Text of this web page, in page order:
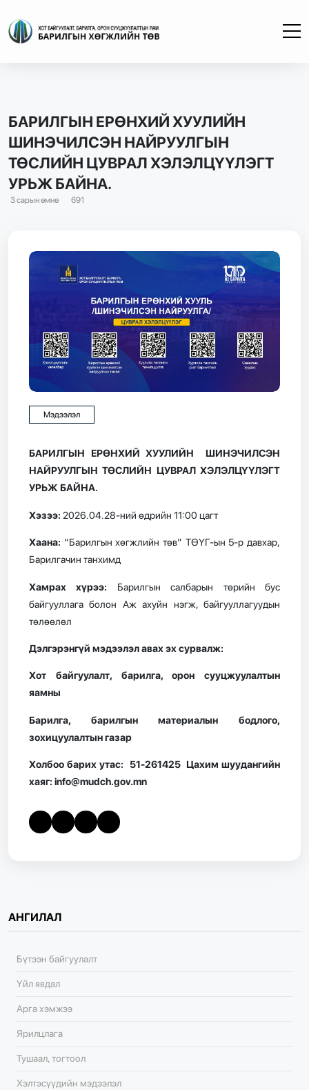
БАРИЛГЫН ЕРӨНХИЙ ХУУЛИЙН
ШИНЭЧИЛСЭН НАЙРУУЛГЫН
ТӨСЛИЙН ЦУВРАЛ ХЭЛЭЛЦҮҮЛЭГТ
УРЬЖ БАЙНА.
3 сарын өмнө 691
Мэдээлэл
БАРИЛГЫН ЕРӨНХИЙ ХУУЛИЙН ШИНЭЧИЛСЭН
НАЙРУУЛГЫН ТӨСЛИЙН ЦУВРАЛ ХЭЛЭЛЦҮҮЛЭГТ
УРЬЖ БАЙНА.
Хэзээ: 2026.04.28-ний өдрийн 11:00 цагт
Хаана: “Барилгын хөгжлийн төв” ТӨҮГ-ын 5-р давхар,
Барилгачин танхимд
Хамрах хүрээ: Барилгын салбарын төрийн бус
байгууллага болон Аж ахуйн нэгж, байгууллагуудын
төлөөлөл
Дэлгэрэнгүй мэдээлэл авах эх сурвалж:
Хот байгуулалт, барилга, орон сууцжуулалтын
яамны
Барилга, барилгын материалын бодлого,
зохицуулалтын газар
Холбоо барих утас: 51-261425 Цахим шуудангийн
хаяг: info@mudch.gov.mn
АНГИЛАЛ
Бүтээн байгуулалт
Үйл явдал
Арга хэмжээ
Ярилцлага
Тушаал, тогтоол
Хэлтэсүүдийн мэдээлэл